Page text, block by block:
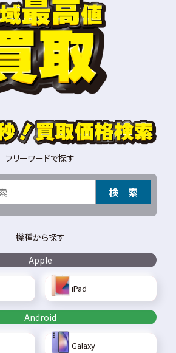
フリーワードで探す
検 索
機種から探す
Apple
iPad
Android
Galaxy